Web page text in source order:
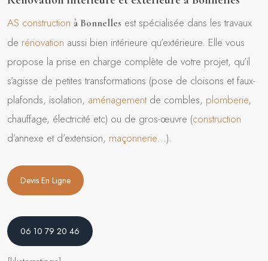
AS construction à Bonnelles est spécialisée dans les travaux
de rénovation aussi bien intérieure qu’extérieure. Elle vous
propose la prise en charge complète de votre projet, qu’il
s’agisse de petites transformations (pose de cloisons et faux-
plafonds, isolation, aménagementde combles, plomberie,
chauffage, électricité etc) ou de gros-œuvre (construction
d’annexe et d’extension, maçonnerie…).
Devis En Ligne
06 10 79 20 46